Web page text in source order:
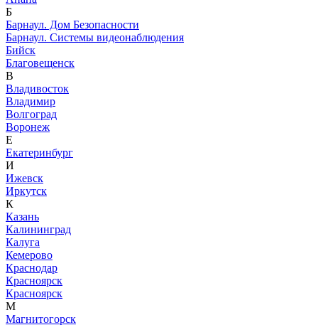
Б
Барнаул. Дом Безопасности
Барнаул. Системы видеонаблюдения
Бийск
Благовещенск
В
Владивосток
Владимир
Волгоград
Воронеж
Е
Екатеринбург
И
Ижевск
Иркутск
К
Казань
Калининград
Калуга
Кемерово
Краснодар
Красноярск
Красноярск
М
Магнитогорск